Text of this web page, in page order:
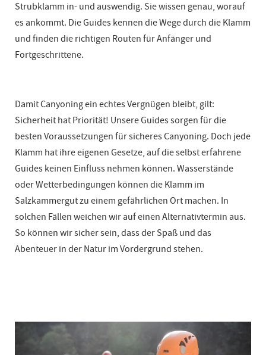
Strubklamm in- und auswendig. Sie wissen genau, worauf
es ankommt. Die Guides kennen die Wege durch die Klamm
und finden die richtigen Routen für Anfänger und
Fortgeschrittene.
Damit Canyoning ein echtes Vergnügen bleibt, gilt:
Sicherheit hat Priorität! Unsere Guides sorgen für die
besten Voraussetzungen für sicheres Canyoning. Doch jede
Klamm hat ihre eigenen Gesetze, auf die selbst erfahrene
Guides keinen Einfluss nehmen können. Wasserstände
oder Wetterbedingungen können die Klamm im
Salzkammergut zu einem gefährlichen Ort machen. In
solchen Fällen weichen wir auf einen Alternativtermin aus.
So können wir sicher sein, dass der Spaß und das
Abenteuer in der Natur im Vordergrund stehen.